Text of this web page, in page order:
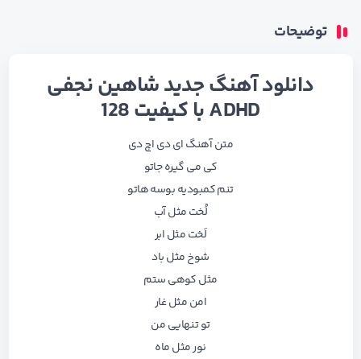
توضیحات
دانلود آهنگ جدید شاهین نجفی
ADHD با کیفیت 128
متن آهنگ ای دی اچ دی
کی می گیره جاتو
تنم کمبودیه بوسه هاتو
لُخت مثل آب
لَخت مثل ابر
شوخ مثل باد
مثل کوهی ستم
امن مثل غار
تو تنهایی من
نور مثل ماه